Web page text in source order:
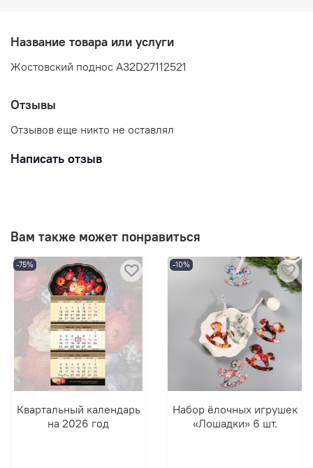
Название товара или услуги
Жостовский поднос A32D27112521
Отзывы
Отзывов еще никто не оставлял
Написать отзыв
Вам также может понравиться
-75%
Квартальный календарь
на 2026 год
-10%
Набор ёлочных игрушек
«Лошадки» 6 шт.